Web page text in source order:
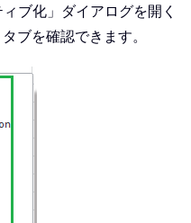
ィブ化」ダイアログを開く
ブを確認できます。